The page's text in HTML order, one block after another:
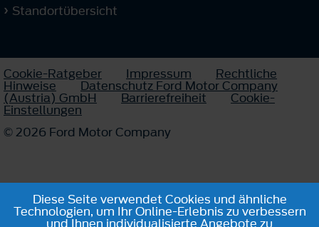
Standortübersicht
Cookie-Ratgeber Impressum Rechtliche
Hinweise Datenschutz Ford Motor Company
(Austria) GmbH Barrierefreiheit Cookie-
Einstellungen
© 2026 Ford Motor Company
Diese Seite verwendet Cookies und ähnliche
Technologien, um Ihr Online-Erlebnis zu verbessern
und Ihnen individualisierte Angebote zu